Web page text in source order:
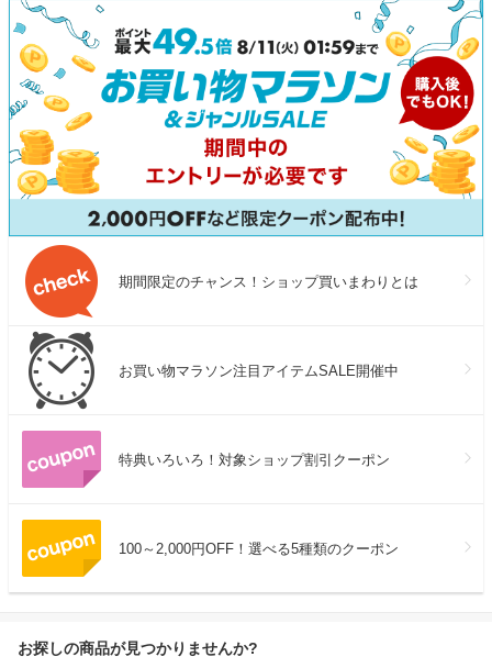
ラス カバー ミニバン 大型
SUV MPV
期間限定のチャンス！ショップ買いまわりとは
お買い物マラソン注目アイテムSALE開催中
特典いろいろ！対象ショップ割引クーポン
100～2,000円OFF！選べる5種類のクーポン
お探しの商品が見つかりませんか?